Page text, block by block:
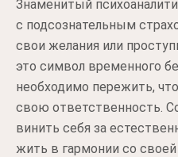
Знаменитый
с подсознательным
свои желания или
это символ временного
необходимо пережить,
свою ответственность.
винить себя за
жить в гармонии со своей